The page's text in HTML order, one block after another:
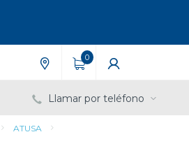
0
Llamar por teléfono
ATUSA